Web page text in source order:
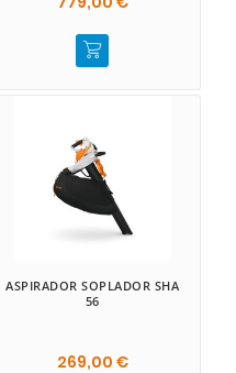
ASPIRADOR SOPLADOR SHA
56
269,00 €